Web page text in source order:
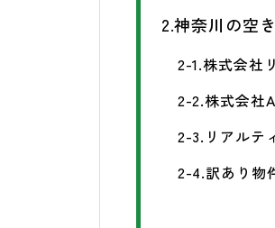
2.神奈川の空
2-1.株式会社
2-2.株式会社
2-3.リアルテ
2-4.訳あり物